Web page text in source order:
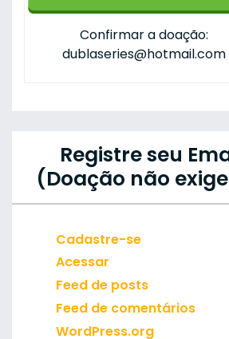
Confirmar a doação:
dublaseries@hotmail.com
Registre seu
(Doação não
Cadastre-se
Acessar
Feed de posts
Feed de comentários
WordPress.org